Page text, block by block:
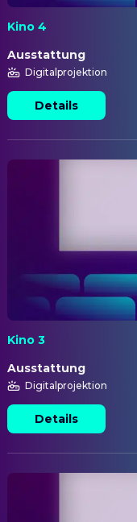
Kino 4
Ausstattung
Digitalprojektion
Details
Kino 3
Ausstattung
Digitalprojektion
Details